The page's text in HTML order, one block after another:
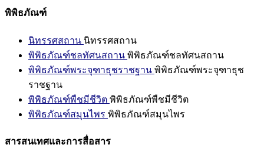
พิพิธภัณฑ์
นิทรรศสถาน นิทรรศสถาน
พิพิธภัณฑ์ชลทัศนสถาน พิพิธภัณฑ์ชลทัศนสถาน
พิพิธภัณฑ์พระจุฑาธุชราชฐาน พิพิธภัณฑ์พระจุฑาธุช
ราชฐาน
พิพิธภัณฑ์พืชมีชีวิต พิพิธภัณฑ์พืชมีชีวิต
พิพิธภัณฑ์สมุนไพร พิพิธภัณฑ์สมุนไพร
สารสนเทศและการสื่อสาร